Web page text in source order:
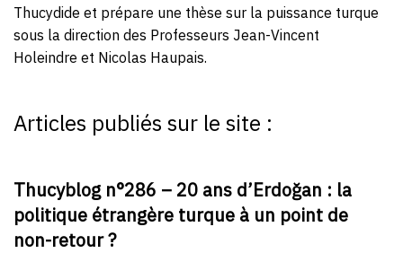
Thucydide et prépare une thèse sur la puissance turque
sous la direction des Professeurs Jean-Vincent
Holeindre et Nicolas Haupais.
Articles publiés sur le site :
Thucyblog n°286 – 20 ans d’Erdoğan : la
politique étrangère turque à un point de
non-retour ?